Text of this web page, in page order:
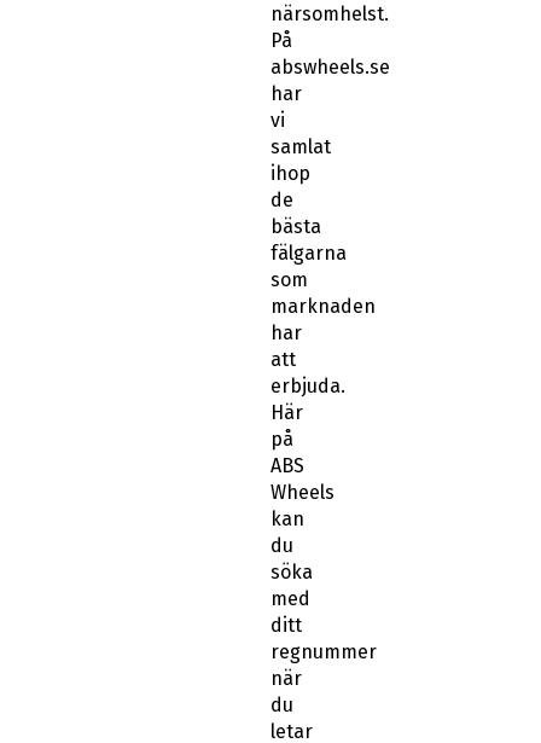
närsomhelst.
På
abswheels.se
har
vi
samlat
ihop
de
bästa
fälgarna
som
marknaden
har
att
erbjuda.
Här
på
ABS
Wheels
kan
du
söka
med
ditt
regnummer
när
du
letar